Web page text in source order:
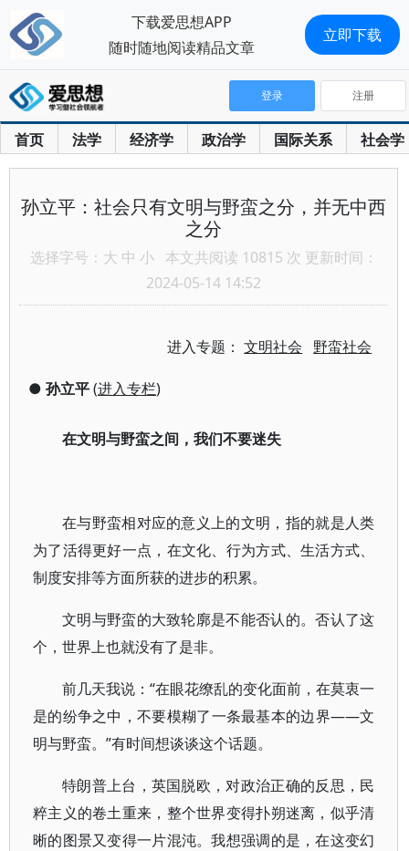
首页 法学 经济学 政治学 国际关系 社会学
登录 注册
孙立平：社会只有文明与野蛮之分，并无中西
之分
选择字号： 大 中 小 本文共阅读 10815 次 更新时间：
2024-05-14 14:52
进入专题：文明社会 野蛮社会
● 孙立平(进入专栏)
在文明与野蛮之间，我们不要迷失
在与野蛮相对应的意义上的文明，指的就是人类
为了活得更好一点，在文化、行为方式、生活方式、
制度安排等方面所获的进步的积累。
文明与野蛮的大致轮廓是不能否认的。否认了这
个，世界上也就没有了是非。
前几天我说：“在眼花缭乱的变化面前，在莫衷一
是的纷争之中，不要模糊了一条最基本的边界——文
明与野蛮。”有时间想谈谈这个话题。
特朗普上台，英国脱欧，对政治正确的反思，民
粹主义的卷土重来，整个世界变得扑朔迷离，似乎清
晰的图景又变得一片混沌。我想强调的是，在这变幻
下载爱思想APP
随时随地阅读精品文章
立即下载